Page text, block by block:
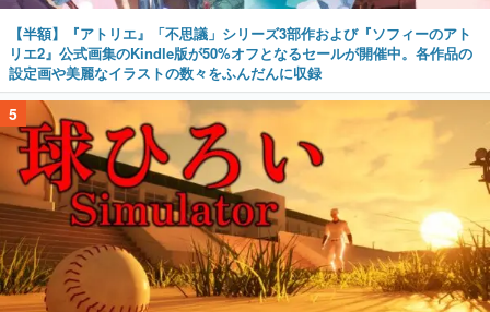
【半額】『アトリエ』「不思議」シリーズ3部作および『ソフィーのアト
リエ2』公式画集のKindle版が50%オフとなるセールが開催中。各作品の
設定画や美麗なイラストの数々をふんだんに収録
5